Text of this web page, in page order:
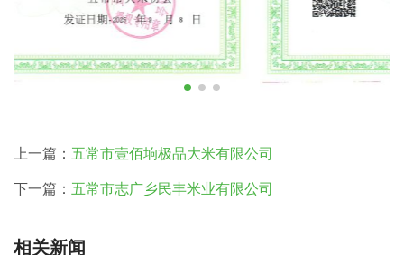
上一篇： 五常市壹佰垧极品大米有限公司
下一篇： 五常市志广乡民丰米业有限公司
相关新闻